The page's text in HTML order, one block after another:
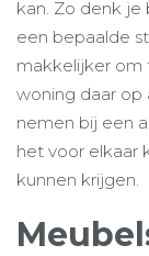
kan. Zo denk je
een bepaalde
makkelijker om
woning daar op
nemen bij een
het voor elkaar
kunnen krijgen.